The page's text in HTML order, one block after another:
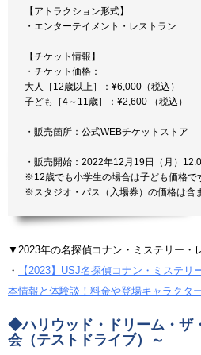
【アトラクション形式】
・エンターテイメント・レストラン
【チケット情報】
・チケット価格：
大人［12歳以上］：¥6,000（税込）
子ども［4～11歳］：¥2,600 （税込）
・販売箇所：公式WEBチケットストア
・販売開始：2022年12月19日（月）
※12歳でも小学生の場合は子ども価格で
※スタジオ・パス（入場券）の価格は含
▼2023年の名探偵コナン・ミステリー・
・
【2023】USJ名探偵コナン・ミステ
本情報と体験談！料金や登場キャラクタ
◆ハリウッド・ドリーム・ザ
会（テストドライブ）～